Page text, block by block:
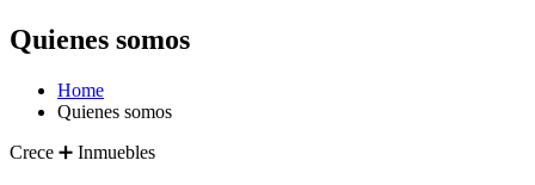
Quienes somos
Home
Quienes somos
Crece ➕ Inmuebles